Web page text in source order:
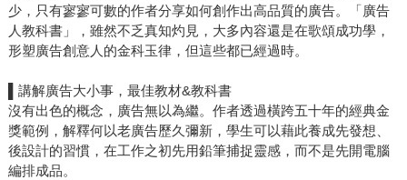
少，只有寥寥可數的作者分享如何創作出高品質的廣告。「廣告
人教科書」，雖然不乏真知灼見，大多內容還是在歌頌成功學，
形塑廣告創意人的金科玉律，但這些都已經過時。
▌講解廣告大小事，最佳教材&教科書
沒有出色的概念，廣告無以為繼。作者透過橫跨五十年的經典金
獎範例，解釋何以老廣告歷久彌新，學生可以藉此養成先發想、
後設計的習慣，在工作之初先用鉛筆捕捉靈感，而不是先開電腦
編排成品。